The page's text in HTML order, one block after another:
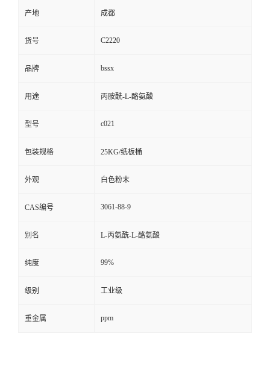
产地 成都
货号 C2220
品牌 bssx
用途 丙胺酰-L-酪氨酸
型号 c021
包装规格 25KG/纸板桶
外观 白色粉末
CAS编号 3061-88-9
别名 L-丙氨酰-L-酪氨酸
纯度 99%
级别 工业级
重金属 ppm